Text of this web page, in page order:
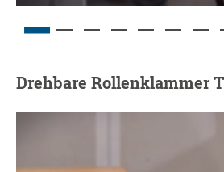
Drehbare Rollenklammer